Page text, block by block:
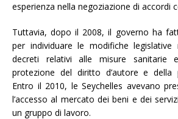
esperienza nella negoziazione di accordi
Tuttavia, dopo il 2008, il governo ha
per individuare le modifiche
decreti relativi alle misure sanitarie
protezione del diritto d’autore e della
Entro il 2010, le Seychelles avevano
l’accesso al mercato dei beni e dei
un gruppo di lavoro.